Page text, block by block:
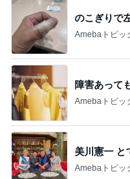
のこぎりで
Amebaトピッ
障害あって
Amebaトピッ
美川憲一 と
Amebaトピッ